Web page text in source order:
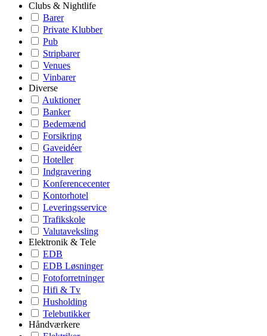
Clubs & Nightlife
Barer
Private Klubber
Pub
Stripbarer
Venues
Vinbarer
Diverse
Auktioner
Banker
Bedemænd
Forsikring
Gaveidéer
Hoteller
Indgravering
Konferencecenter
Kontorhotel
Leveringsservice
Trafikskole
Valutaveksling
Elektronik & Tele
EDB
EDB Løsninger
Fotoforretninger
Hifi & Tv
Husholding
Telebutikker
Håndværkere